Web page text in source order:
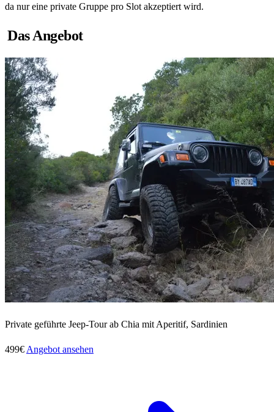
da nur eine private Gruppe pro Slot akzeptiert wird.
Das Angebot
Private geführte Jeep-Tour ab Chia mit Aperitif, Sardinien
499€ Angebot ansehen